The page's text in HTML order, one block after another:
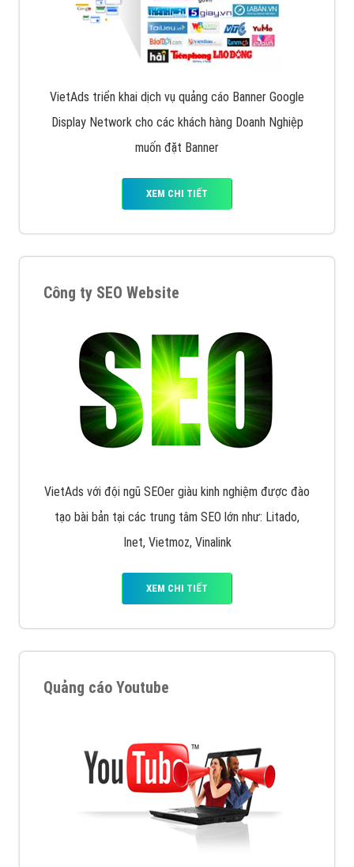
VietAds triển khai dịch vụ quảng cáo Banner Google
Display Network cho các khách hàng Doanh Nghiệp
muốn đặt Banner
XEM CHI TIẾT
Công ty SEO Website
VietAds với đội ngũ SEOer giàu kinh nghiệm được đào
tạo bài bản tại các trung tâm SEO lớn như: Litado,
Inet, Vietmoz, Vinalink
XEM CHI TIẾT
Quảng cáo Youtube